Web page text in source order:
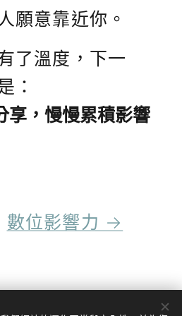
願意靠近你。
了溫度，下一
：
享，慢慢累積影響
數位影響力 →